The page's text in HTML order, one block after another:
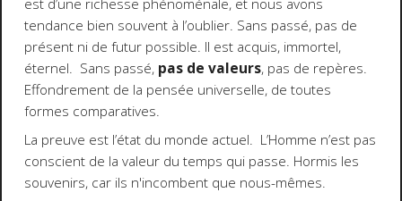
est d’une richesse phénoménale, et nous avons
tendance bien souvent à l’oublier. Sans passé, pas de
présent ni de futur possible. Il est acquis, immortel,
éternel. Sans passé, pas de valeurs, pas de repères.
Effondrement de la pensée universelle, de toutes
formes comparatives.
La preuve est l’état du monde actuel. L’Homme n’est pas
conscient de la valeur du temps qui passe. Hormis les
souvenirs, car ils n'incombent que nous-mêmes.